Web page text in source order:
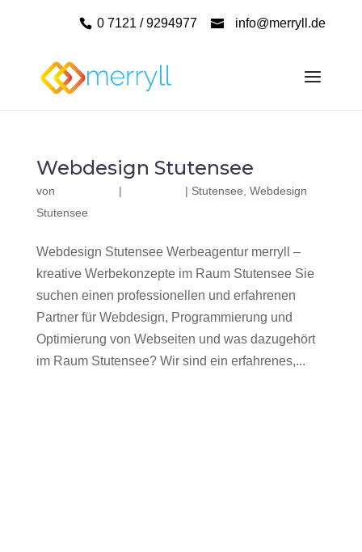
0 7121 / 9294977 info@merryll.de
Webdesign Stutensee
von | | Stutensee Webdesign
Stutensee
Webdesign Stutensee Werbeagentur merryll –
kreative Werbekonzepte im Raum Stutensee Sie
suchen einen professionellen und erfahrenen
Partner für Webdesign, Programmierung und
Optimierung von Webseiten und was dazugehört
im Raum Stutensee? Wir sind ein erfahrenes,...